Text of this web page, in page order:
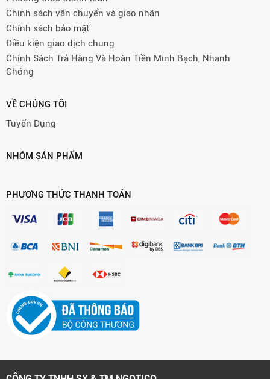
Chính sách vận chuyển và giao nhận
Chính sách bảo mật
Điều kiện giao dịch chung
Chính Sách Trả Hàng Và Hoàn Tiền Minh Bạch, Nhanh
Chóng
VỀ CHÚNG TÔI
Tuyển Dụng
NHÓM SẢN PHẨM
PHƯƠNG THỨC THANH TOÁN